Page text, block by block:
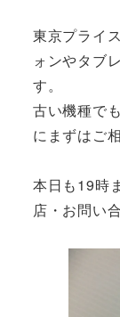
東京プライ
ォンやタブ
す。
古い機種で
にまずはご
本日も19時
店・お問い